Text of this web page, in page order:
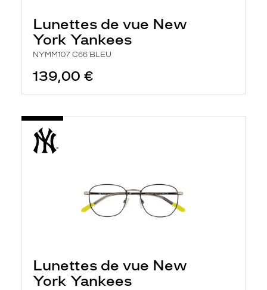
Lunettes de vue New
York Yankees
NYMM107 C66 BLEU
139,00 €
Lunettes de vue New
York Yankees